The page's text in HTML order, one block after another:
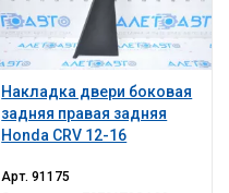
Накладка двери боковая
задняя правая задняя
Honda CRV 12-16
Арт.91175